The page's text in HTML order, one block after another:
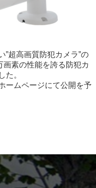
”超高画質防犯カメラ”の
素の性能を誇る防犯カ
た。
ームページにて公開を予